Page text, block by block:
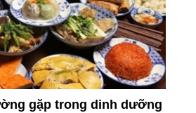
gặp trong dinh dưỡng